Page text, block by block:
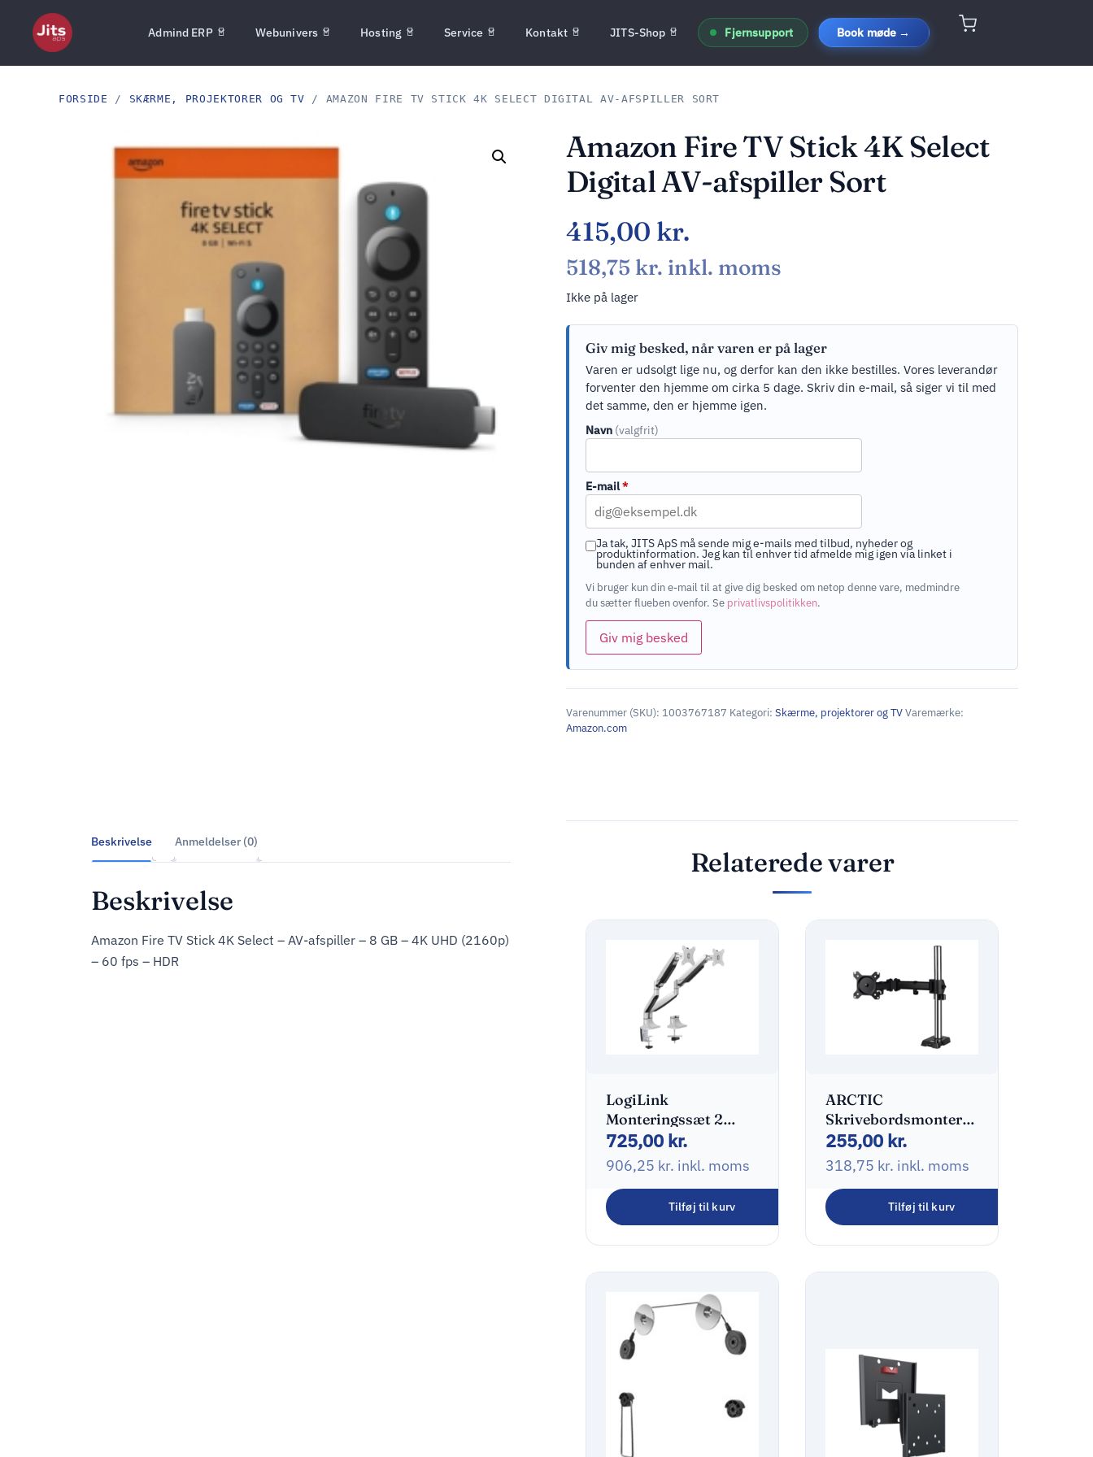
Admind ERP Webunivers Hosting Service Kontakt JITS-Shop Fjernsupport Book møde →
FORSIDE / SKÆRME, PROJEKTORER OG TV / AMAZON FIRE TV STICK 4K SELECT DIGITAL AV-AFSPILLER SORT
Amazon Fire TV Stick 4K Select
Digital AV-afspiller Sort
415,00 kr.
518,75 kr. inkl. moms
Ikke på lager
Giv mig besked, når varen er på lager
Varen er udsolgt lige nu, og derfor kan den ikke bestilles. Vores leverandør
forventer den hjemme om cirka 5 dage. Skriv din e-mail, så siger vi til med
det samme, den er hjemme igen.
Navn (valgfrit)
E-mail*
Ja tak, JITS ApS må sende mig e-mails med tilbud, nyheder og
produktinformation. Jeg kan til enhver tid afmelde mig igen via linket i
bunden af enhver mail.
Vi bruger kun din e-mail til at give dig besked om netop denne vare, medmindre
du sætter flueben ovenfor. Se privatlivspolitikken.
Giv mig besked
Varenummer (SKU): 1003767187 Kategori: Skærme, projektorer og TVVaremærke:
Amazon.com
Beskrivelse Anmeldelser (0)
Beskrivelse
Amazon Fire TV Stick 4K Select – AV-afspiller – 8 GB – 4K UHD (2160p)
– 60 fps – HDR
Relaterede varer
LogiLink
Monteringssæt 2
skærme 13″-32″
725,00 kr.
906,25 kr. inkl. moms
Tilføj til kurv
ARCTIC
Skrivebordsmontering
LCD display Up to 34″
/ 38′ (ultra-wide)
255,00 kr.
318,75 kr. inkl. moms
Tilføj til kurv